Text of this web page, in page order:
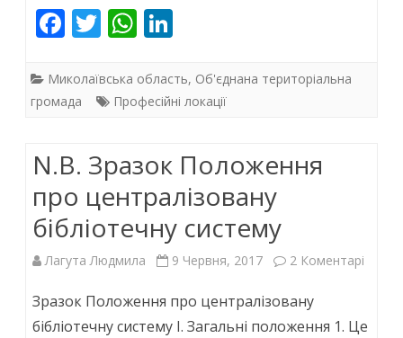
бібліотеки
ОТГ»
F
e
b
o
k
T
itt
er
W
at
s
p
p
k
e
n
Миколаївська область, Об'єднана територіальна
громада
Професійні локації
N.B. Зразок Положення
про централізовану
бібліотечну систему
Лагута Людмила 9 Червня, 2017 2 Коментарі
Зразок Положення про централізовану
бібліотечну систему І. Загальні положення 1. Це